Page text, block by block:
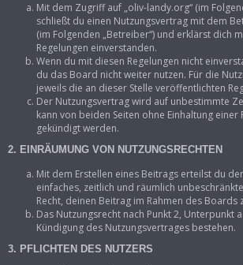
Mit dem Zugriff auf „oliv-landy.org“ (im
schließt du einen Nutzungsvertrag mit dem
(im Folgenden „Betreiber“) und erklärst dich
Regelungen einverstanden.
Wenn du mit diesen Regelungen nicht
du das Board nicht weiter nutzen. Für die
jeweils die an dieser Stelle veröffentlichten
Der Nutzungsvertrag wird auf unbestimmte
kann von beiden Seiten ohne Einhaltung einer
gekündigt werden.
2. EINRÄUMUNG VON NUTZUNGSRECHTEN
Mit dem Erstellen eines Beitrags erteilst du
einfaches, zeitlich und räumlich
Recht, deinen Beitrag im Rahmen des Boards
Das Nutzungsrecht nach Punkt 2, Unterpunkt
Kündigung des Nutzungsvertrages bestehen.
3. PFLICHTEN DES NUTZERS